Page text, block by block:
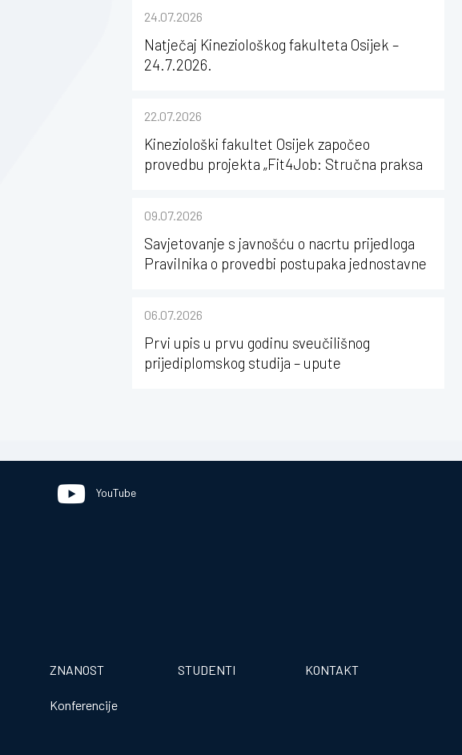
24.07.2026
Natječaj Kineziološkog fakulteta Osijek –
24.7.2026.
22.07.2026
Kineziološki fakultet Osijek započeo
provedbu projekta „Fit4Job: Stručna praksa
09.07.2026
Savjetovanje s javnošću o nacrtu prijedloga
Pravilnika o provedbi postupaka jednostavne
Strossmayera u Osijeku
06.07.2026
Prvi upis u prvu godinu sveučilišnog
prijediplomskog studija – upute
YouTube
ZNANOST
Konferencije
STUDENTI KONTAKT